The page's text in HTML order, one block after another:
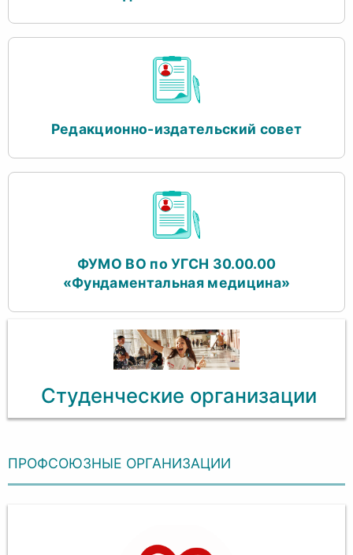
Редакционно-издательский совет
ФУМО ВО по УГСН 30.00.00
«Фундаментальная медицина»
Студенческие организации
ПРОФСОЮЗНЫЕ ОРГАНИЗАЦИИ